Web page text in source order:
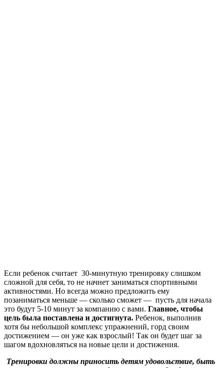
Если ребенок считает 30-минутную тренировку слишком
сложной для себя, то не начнет заниматься спортивными
активностями. Но всегда можно предложить ему
позаниматься меньше — сколько сможет — пусть для начала
это будут 5-10 минут за компанию с вами. Главное, чтобы
цель была поставлена и достигнута. Ребенок, выполнив
хотя бы небольшой комплекс упражнений, горд своим
достижением — он уже как взрослый! Так он будет шаг за
шагом вдохновляться на новые цели и достижения.
Тренировки должны приносить детям удовольствие, быть